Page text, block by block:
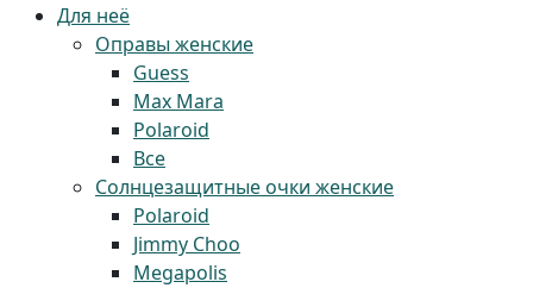
Для неё
Оправы женские
Guess
Max Mara
Polaroid
Все
Солнцезащитные очки женские
Polaroid
Jimmy Choo
Megapolis